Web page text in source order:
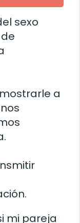
sexo
a
mi pareja